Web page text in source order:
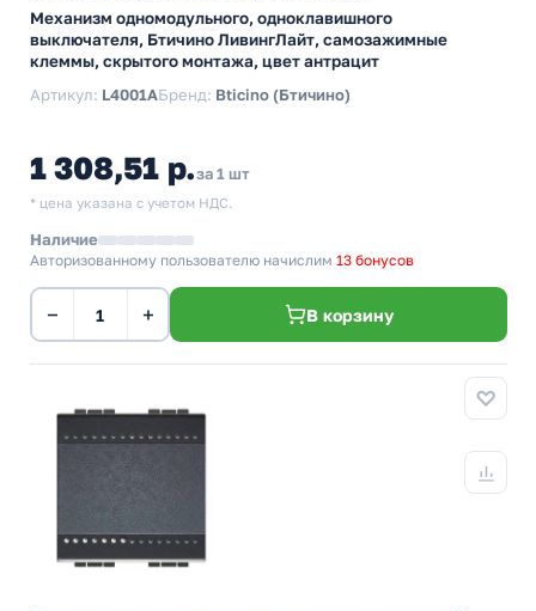
Механизм одномодульного, одноклавишного
выключателя, Бтичино ЛивингЛайт, самозажимные
клеммы, скрытого монтажа, цвет антрацит
Артикул: L4001AБренд: Bticino (Бтичино)
1 308,51 р.за 1 шт
* цена указана с учетом НДС.
Наличие
Авторизованному пользователю начислим 13 бонусов
− + В корзину